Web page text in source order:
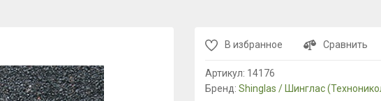
В избранное Сравнить
Артикул: 14176
Бренд: Shinglas / Шинглас